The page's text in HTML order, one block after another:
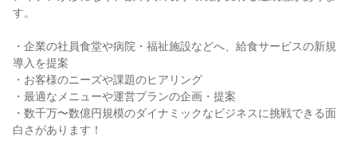
す。
・企業の社員食堂や病院・福祉施設などへ、給食サービスの新規
導入を提案
・お客様のニーズや課題のヒアリング
・最適なメニューや運営プランの企画・提案
・数千万〜数億円規模のダイナミックなビジネスに挑戦できる面
白さがあります！